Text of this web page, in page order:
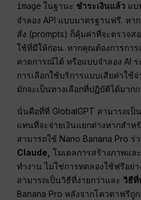
image ในฐานะ ชำระเงินแล้ว แบ
จำลอง API แบบมาตรฐานฟรี. หา
สั่ง (prompts) ก็คุ้มค่าที่จะตรวจส
ใช้ที่มีให้ก่อน. หากคุณต้องการการ
คาดการณ์ได้ หรือแบบจำลอง AI
การเลือกใช้บริการแบบเสียค่าใช้
มักจะเป็นทางเลือกที่ปฏิบัติได้มากก
นั่นคือที่ที่ GlobalGPT สามารถเป็
แทนที่จะจ่ายเงินแยกต่างหากสำห
สามารถใช้ Nano Banana Pro ร่
Claude, โมเดลการสร้างภาพแล
ทำงาน ไม่ใช่การทดลองใช้ฟรีอย่
สามารถเป็นวิธีที่ง่ายกว่าและวิธีที่
Banana Pro หลังจากโควตาฟรีถูก